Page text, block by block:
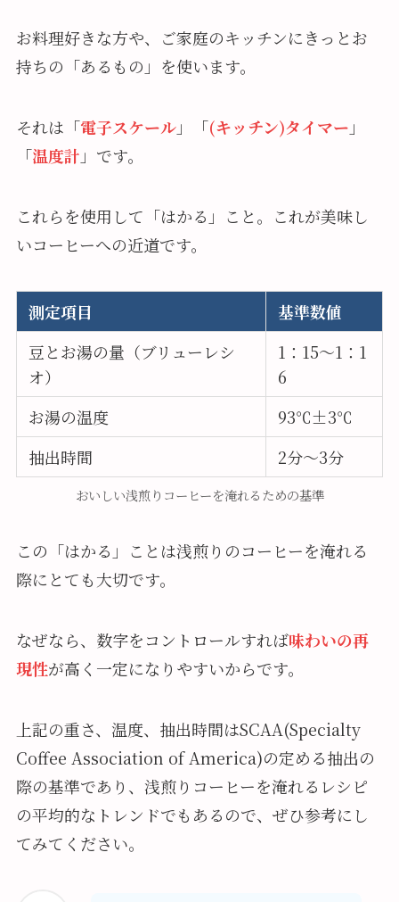
お料理好きな方や、ご家庭のキッチンにきっとお
持ちの「あるもの」を使います。
それは「電子スケール」「(キッチン)タイマー 」
「温度計 」です。
これらを使用して「はかる」こと。これが美味し
いコーヒーへの近道です。
測定項目
基準数値
豆とお湯の量（ブリューレシ
オ）
1：15～1：1
6
お湯の温度
93℃±3℃
抽出時間
2分～3分
おいしい浅煎りコーヒーを淹れるための基準
この「はかる」ことは浅煎りのコーヒーを淹れる
際にとても大切です。
なぜなら、数字をコントロールすれば味わいの再
現性が高く一定になりやすいからです。
上記の重さ、温度、抽出時間はSCAA(Specialty
Coffee Association of America)の定める抽出の
際の基準であり、浅煎りコーヒーを淹れるレシピ
の平均的なトレンドでもあるので、ぜひ参考にし
てみてください。